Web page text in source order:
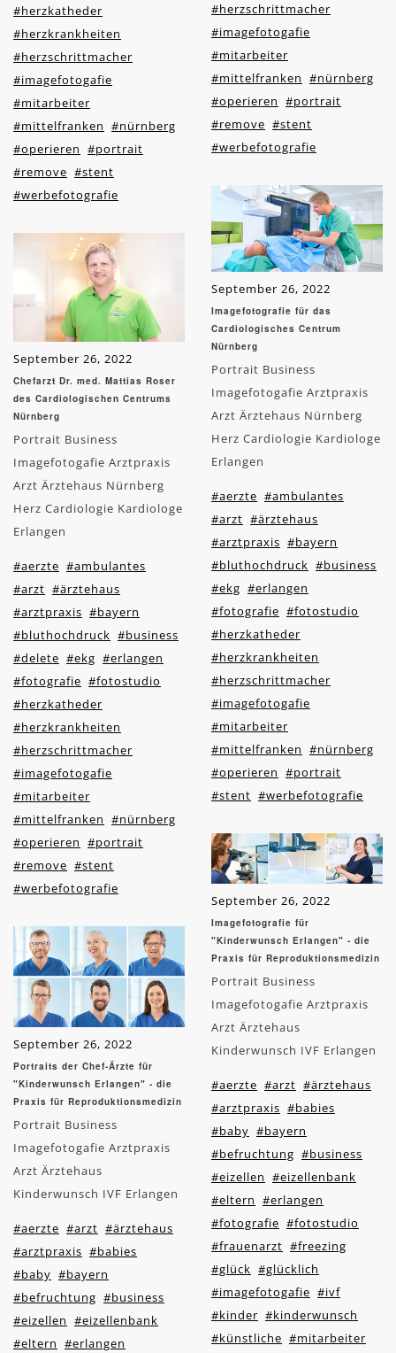
#herzkatheder
#herzkrankheiten
#herzschrittmacher
#imagefotogafie
#mitarbeiter
#mittelfranken #nürnberg
#operieren #portrait
#remove #stent
#werbefotografie
September 26, 2022
Chefarzt Dr. med. Mattias Roser
des Cardiologischen Centrums
Nürnberg
Portrait Business
Imagefotogafie Arztpraxis
Arzt Ärztehaus Nürnberg
Herz Cardiologie Kardiologe
Erlangen
#aerzte #ambulantes
#arzt #ärztehaus
#arztpraxis #bayern
#bluthochdruck #business
#delete #ekg #erlangen
#fotografie #fotostudio
#herzkatheder
#herzkrankheiten
#herzschrittmacher
#imagefotogafie
#mitarbeiter
#mittelfranken #nürnberg
#operieren #portrait
#remove #stent
#werbefotografie
September 26, 2022
Portraits der Chef-Ärzte für
"Kinderwunsch Erlangen" - die
Praxis für Reproduktionsmedizin
Portrait Business
Imagefotogafie Arztpraxis
Arzt Ärztehaus
Kinderwunsch IVF Erlangen
#aerzte #arzt #ärztehaus
#arztpraxis #babies
#baby #bayern
#befruchtung #business
#eizellen #eizellenbank
#eltern #erlangen
#herzschrittmacher
#imagefotogafie
#mitarbeiter
#mittelfranken #nürnberg
#operieren #portrait
#remove #stent
#werbefotografie
September 26, 2022
Imagefotografie für das
Cardiologisches Centrum
Nürnberg
Portrait Business
Imagefotogafie Arztpraxis
Arzt Ärztehaus Nürnberg
Herz Cardiologie Kardiologe
Erlangen
#aerzte #ambulantes
#arzt #ärztehaus
#arztpraxis #bayern
#bluthochdruck #business
#ekg #erlangen
#fotografie #fotostudio
#herzkatheder
#herzkrankheiten
#herzschrittmacher
#imagefotogafie
#mitarbeiter
#mittelfranken #nürnberg
#operieren #portrait
#stent #werbefotografie
September 26, 2022
Imagefotografie für
"Kinderwunsch Erlangen" - die
Praxis für Reproduktionsmedizin
Portrait Business
Imagefotogafie Arztpraxis
Arzt Ärztehaus
Kinderwunsch IVF Erlangen
#aerzte #arzt #ärztehaus
#arztpraxis #babies
#baby #bayern
#befruchtung #business
#eizellen #eizellenbank
#eltern #erlangen
#fotografie #fotostudio
#frauenarzt #freezing
#glück #glücklich
#imagefotogafie #ivf
#kinder #kinderwunsch
#künstliche #mitarbeiter